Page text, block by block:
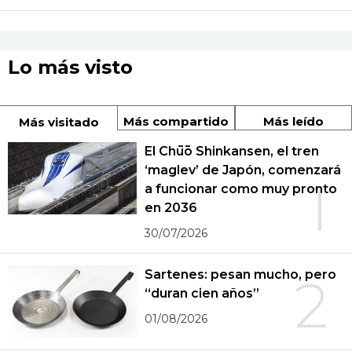
Lo más visto
Más visitado Más compartido Más leído
1
El Chūō Shinkansen, el tren
‘maglev’ de Japón, comenzará
a funcionar como muy pronto
en 2036
30/07/2026
2
Sartenes: pesan mucho, pero
“duran cien años”
01/08/2026